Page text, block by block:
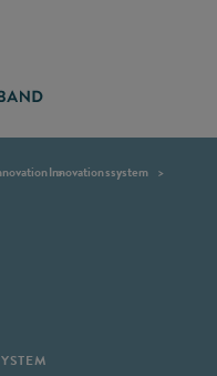
Innovationssystem